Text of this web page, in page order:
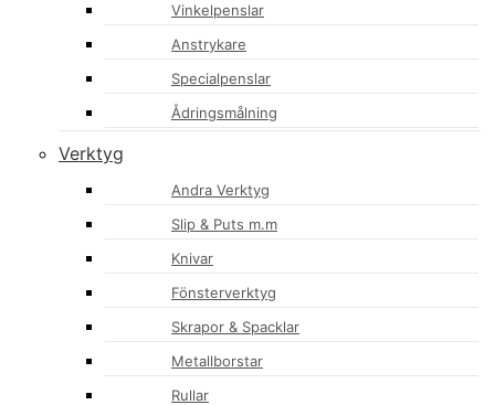
Vinkelpenslar
Anstrykare
Specialpenslar
Ådringsmålning
Verktyg
Andra Verktyg
Slip & Puts m.m
Knivar
Fönsterverktyg
Skrapor & Spacklar
Metallborstar
Rullar